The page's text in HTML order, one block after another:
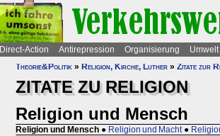
Direct-Action Antirepression Organisierung Umwelt
Theorie&Politik » Religion, Kirche, Luther » Zitate zur
ZITATE ZU RELIGION
Religion und Mensch
Religion und Mensch ● Religion und Macht ●